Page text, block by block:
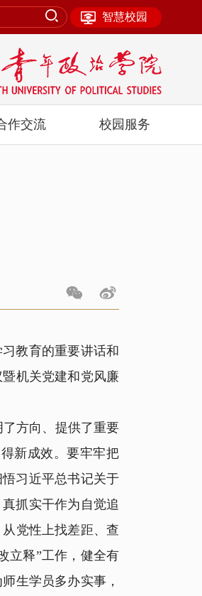
智慧校园
作交流 校园服务
教育的重要讲话和
机关党建和党风廉
方向、提供了重要
新成效。要牢牢把
习近平总书记关于
抓实干作为自觉追
党性上找差距、查
立释”工作，健全有
生学员多办实事，